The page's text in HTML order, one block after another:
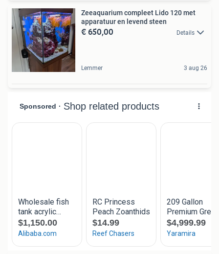
Zeeaquarium compleet Lido 120 met
apparatuur en levend steen
€ 650,00 Details
Lemmer 3 aug 26